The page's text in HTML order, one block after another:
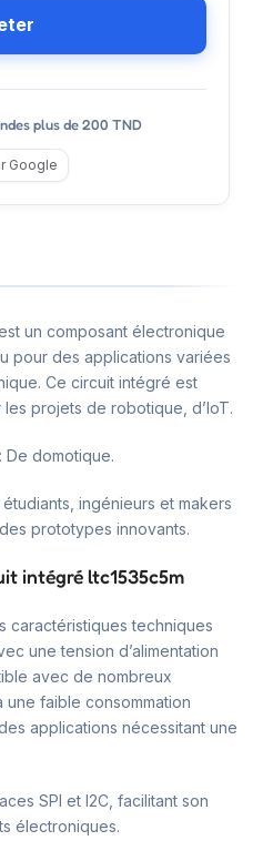
plus de 200 TND
Google
un composant électronique
pour des applications variées
Ce circuit intégré est
projets de robotique, d’IoT.
: De domotique.
ingénieurs et makers
prototypes innovants.
intégré ltc1535c5m
caractéristiques techniques
une tension d’alimentation
avec de nombreux
une faible consommation
applications nécessitant une
SPI et I2C, facilitant son
électroniques.